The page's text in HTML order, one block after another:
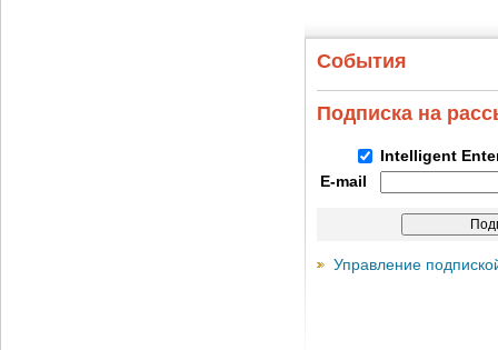
События
Подписка на
Intelligent
E-mail
Управление